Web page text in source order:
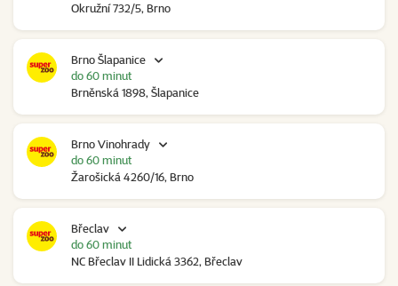
Okružní 732/5, Brno
Brno Šlapanice
Brněnská 1898, Šlapanice
do 60 minut
Brno Vinohrady
Žarošická 4260/16, Brno
do 60 minut
Břeclav
NC Břeclav II Lidická 3362, Břeclav
do 60 minut